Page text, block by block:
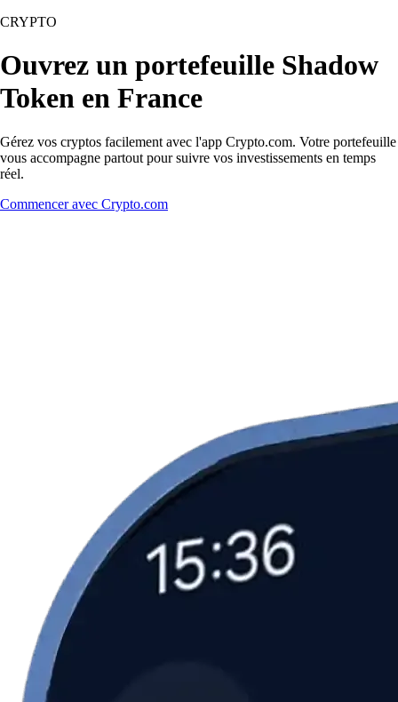
CRYPTO
Ouvrez un portefeuille Shadow
Token en France
Gérez vos cryptos facilement avec l'app Crypto.com. Votre portefeuille
vous accompagne partout pour suivre vos investissements en temps
réel.
Commencer avec Crypto.com